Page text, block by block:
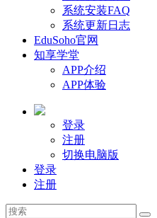
系统安装FAQ
系统更新日志
EduSoho官网
知享学堂
APP介绍
APP体验
登录
注册
切换电脑版
登录
注册